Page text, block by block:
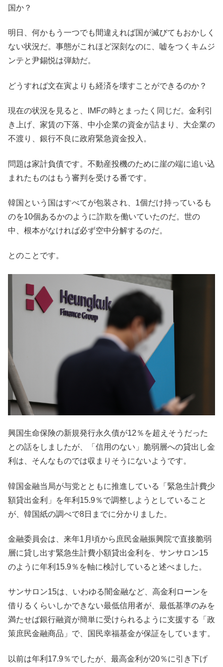
国か？
明日、何かもう一つでも間違えれば国が滅びてもおかしく
ない状況だ。事態がこれほど深刻なのに、嘘をつくキムジ
ンテと尹錫悦は弾劾だ。
どうすれば文在寅よりも経済を壊すことができるのか？
現在の状況を見ると、IMFの時とまったく同じだ。金利引
き上げ、家賃の下落、中小企業の資金が詰まり、大企業の
不渡り、銀行不良に政府緊急資金投入。
問題は家計負債です。不動産投機のために崖の端に追い込
まれたものはもう審判を受ける番です。
韓国という国はすべてが包装され、1個だけ持っているも
のを10個あるかのように詐欺を働いていたのだ。世の
中、根本がなければ必ず空中分解するのだ。
とのことです。
興国生命保険の新規発行永久債が12％を超えそうだった
との話をしましたが、「信用のない」脆弱層への貸出し金
利は、そんなものでは収まりそうにないようです。
韓国金融当局が与党とともに推進している「緊急生計費少
額貸出金利」を年利15.9％で調整しようとしていること
が、韓国紙の調べで8日までに分かりました。
金融委員会は、来年1月頃から庶民金融振興院で直接脆弱
層に貸し出す緊急生計費小額貸出金利を、サンサロン15
のように年利15.9％を軸に検討していると述べました。
サンサロン15は、いわゆる闇金融など、高金利ローンを
借りるくらいしかできない最低信用者が、最低基準のみを
満たせば銀行融資が簡単に受けられるように支援する「政
策庶民金融商品」で、国民幸福基金が保証をしています。
以前は年利17.9％でしたが、最高金利が20％に引き下げ